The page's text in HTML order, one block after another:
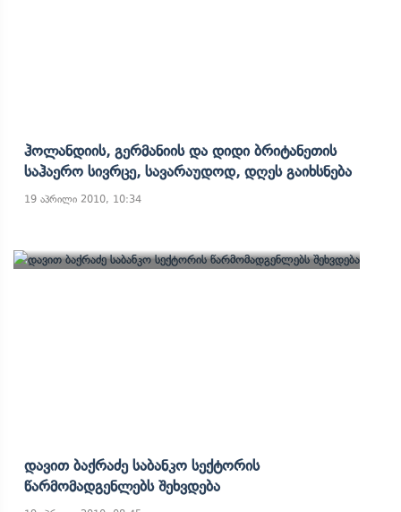
Ჰოლანდიის, Გერმანიის Და Დიდი Ბრიტანეთის
Საჰაერო Სივრცე, Სავარაუდოდ, Დღეს Გაიხსნება
19 აპრილი 2010, 10:34
Დავით Ბაქრაძე Საბანკო Სექტორის
Წარმომადგენლებს Შეხვდება